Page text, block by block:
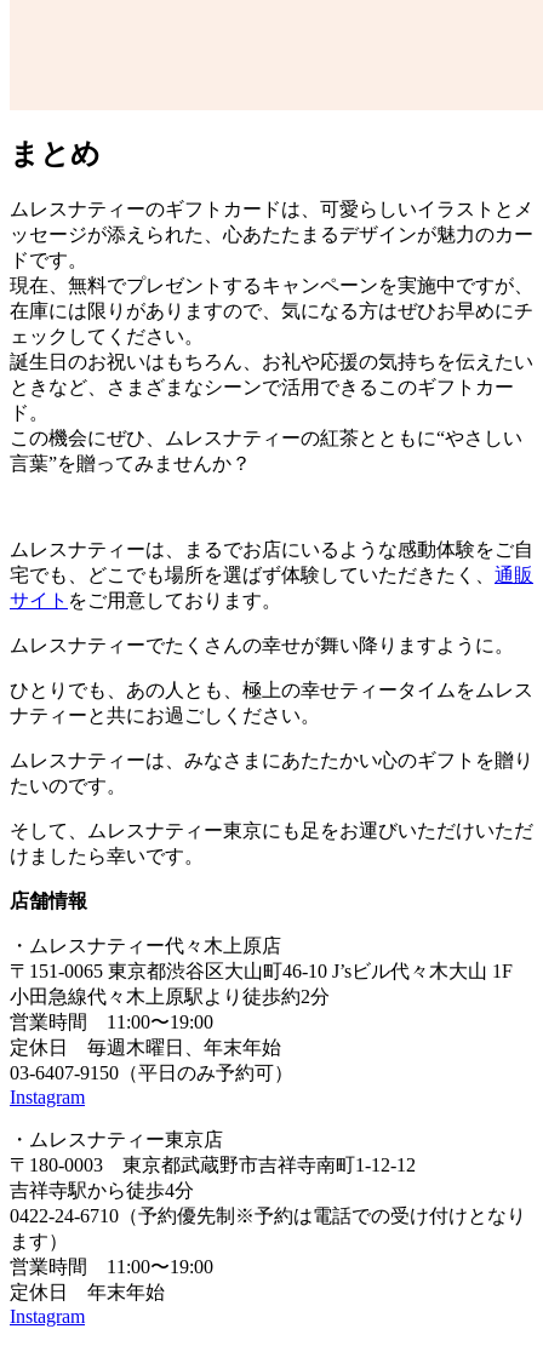
まとめ
ムレスナティーのギフトカードは、可愛らしいイラストとメ
ッセージが添えられた、心あたたまるデザインが魅力のカー
ドです。
現在、無料でプレゼントするキャンペーンを実施中ですが、
在庫には限りがありますので、気になる方はぜひお早めにチ
ェックしてください。
誕生日のお祝いはもちろん、お礼や応援の気持ちを伝えたい
ときなど、さまざまなシーンで活用できるこのギフトカー
ド。
この機会にぜひ、ムレスナティーの紅茶とともに“やさしい
言葉”を贈ってみませんか？
ムレスナティーは、まるでお店にいるような感動体験をご自
宅でも、どこでも場所を選ばず体験していただきたく、 通販
サイト をご用意しております。
ムレスナティーでたくさんの幸せが舞い降りますように。
ひとりでも、あの人とも、極上の幸せティータイムをムレス
ナティーと共にお過ごしください。
ムレスナティーは、みなさまにあたたかい心のギフトを贈り
たいのです。
そして、ムレスナティー東京にも足をお運びいただけいただ
けましたら幸いです。
店舗情報
・ムレスナティー代々木上原店
〒151-0065 東京都渋谷区大山町46-10 J’sビル代々木大山 1F
小田急線代々木上原駅より徒歩約2分
営業時間 11:00〜19:00
定休日 毎週木曜日、年末年始
03-6407-9150（平日のみ予約可）
Instagram
・ムレスナティー東京店
〒180-0003 東京都武蔵野市吉祥寺南町1-12-12
吉祥寺駅から徒歩4分
0422-24-6710（予約優先制※予約は電話での受け付けとなり
ます）
営業時間 11:00〜19:00
定休日 年末年始
Instagram